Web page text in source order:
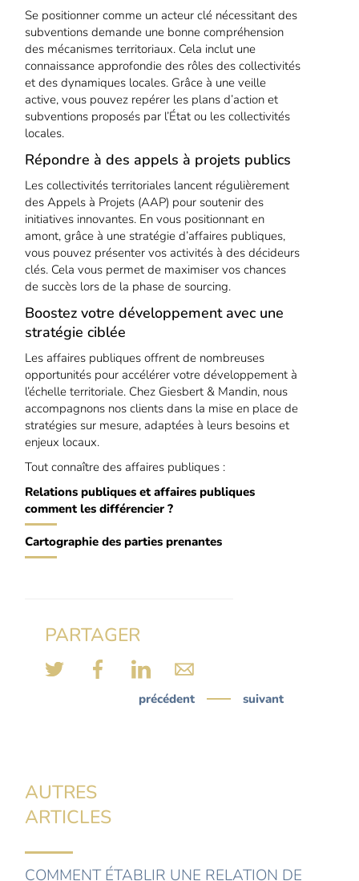
Se positionner comme un acteur clé nécessitant des
subventions demande une bonne compréhension
des mécanismes territoriaux. Cela inclut une
connaissance approfondie des rôles des collectivités
et des dynamiques locales. Grâce à une veille
active, vous pouvez repérer les plans d’action et
subventions proposés par l’État ou les collectivités
locales.
Répondre à des appels à projets publics
Les collectivités territoriales lancent régulièrement
des Appels à Projets (AAP) pour soutenir des
initiatives innovantes. En vous positionnant en
amont, grâce à une stratégie d’affaires publiques,
vous pouvez présenter vos activités à des décideurs
clés. Cela vous permet de maximiser vos chances
de succès lors de la phase de sourcing.
Boostez votre développement avec une
stratégie ciblée
Les affaires publiques offrent de nombreuses
opportunités pour accélérer votre développement à
l’échelle territoriale. Chez Giesbert & Mandin, nous
accompagnons nos clients dans la mise en place de
stratégies sur mesure, adaptées à leurs besoins et
enjeux locaux.
Tout connaître des affaires publiques :
Relations publiques et affaires publiques
comment les différencier ?
Cartographie des parties prenantes
PARTAGER
précédent suivant
AUTRES
ARTICLES
COMMENT ÉTABLIR UNE RELATION DE